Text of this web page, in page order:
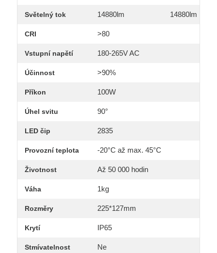
Světelný tok 14880lm 14880lm
CRI >80
Vstupní napětí 180-265V AC
Účinnost >90%
Příkon 100W
Úhel svitu 90°
LED čip 2835
Provozní teplota -20°C až max. 45°C
Životnost Až 50 000 hodin
Váha 1kg
Rozměry 225*127mm
Krytí IP65
Stmívatelnost Ne